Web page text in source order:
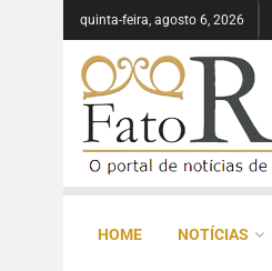
quinta-feira, agosto 6, 2026
HOME NOTÍCIAS